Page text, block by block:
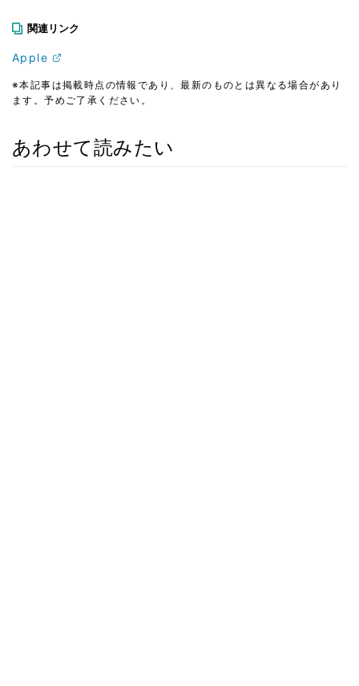
関連リンク
Apple
※本記事は掲載時点の情報であり、最新のものとは異なる場合があり
ます。予めご了承ください。
あわせて読みたい